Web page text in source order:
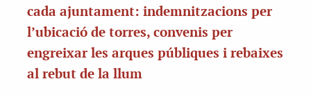
cada ajuntament: indemnitzacions per
l’ubicació de torres, convenis per
engreixar les arques públiques i rebaixes
al rebut de la llum